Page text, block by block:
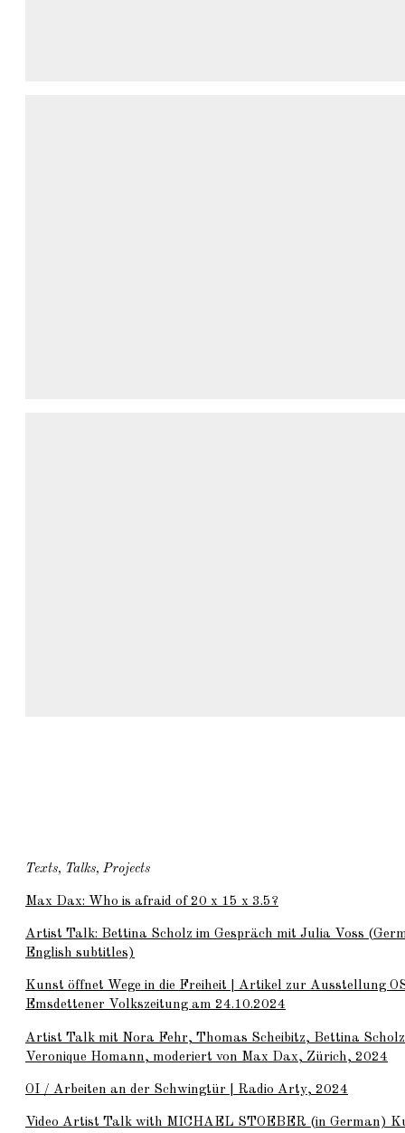
Texts, Talks, Projects
Max Dax: Who is afraid of 20 x 15 x 3.5?
Artist Talk: Bettina Scholz im Gespräch mit Julia Voss
English subtitles)
Kunst öffnet Wege in die Freiheit | Artikel zur Ausstellung
Emsdettener Volkszeitung am 24.10.2024
Artist Talk mit Nora Fehr, Thomas Scheibitz, Bettina
Veronique Homann, moderiert von Max Dax, Zürich, 2024
OI / Arbeiten an der Schwingtür | Radio Arty, 2024
Video Artist Talk with MICHAEL STOEBER (in German)